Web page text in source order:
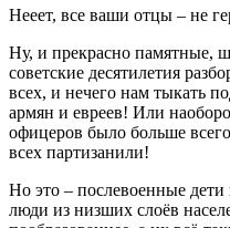
Нееет, все ваши отцы – не
Ну, и прекрасно памятные,
советские десятилетия
всех, и нечего нам тыкать
армян и евреев! Или
офицеров было больше
всех партизанили!
Но это – послевоенные дети
люди из низших слоёв